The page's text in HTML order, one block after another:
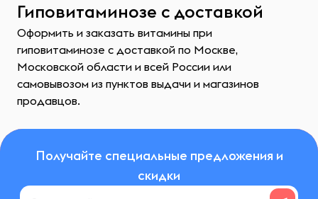
Гиповитаминозе с доставкой
Оформить и заказать витамины при
гиповитаминозе с доставкой по Москве,
Московской области и всей России или
самовывозом из пунктов выдачи и магазинов
продавцов.
Получайте специальные предложения и
скидки